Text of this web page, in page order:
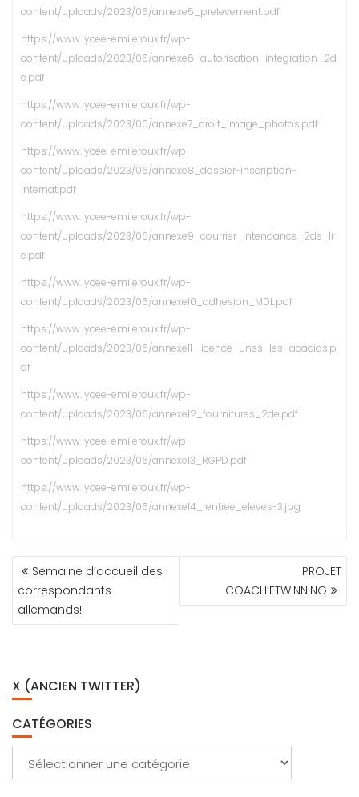
content/uploads/2023/06/annexe5_prelevement.pdf
https://www.lycee-emileroux.fr/wp-
content/uploads/2023/06/annexe6_autorisation_integration_2d
e.pdf
https://www.lycee-emileroux.fr/wp-
content/uploads/2023/06/annexe7_droit_image_photos.pdf
https://www.lycee-emileroux.fr/wp-
content/uploads/2023/06/annexe8_dossier-inscription-
internat.pdf
https://www.lycee-emileroux.fr/wp-
content/uploads/2023/06/annexe9_courrier_intendance_2de_1r
e.pdf
https://www.lycee-emileroux.fr/wp-
content/uploads/2023/06/annexe10_adhesion_MDL.pdf
https://www.lycee-emileroux.fr/wp-
content/uploads/2023/06/annexe11_licence_unss_les_acacias.p
df
https://www.lycee-emileroux.fr/wp-
content/uploads/2023/06/annexe12_fournitures_2de.pdf
https://www.lycee-emileroux.fr/wp-
content/uploads/2023/06/annexe13_RGPD.pdf
https://www.lycee-emileroux.fr/wp-
content/uploads/2023/06/annexe14_rentree_eleves-3.jpg
NAVIGATION
DE
L’ARTICLE
Semaine d’accueil des
correspondants
allemands!
PROJET
COACH’ETWINNING
X (ANCIEN TWITTER)
CATÉGORIES